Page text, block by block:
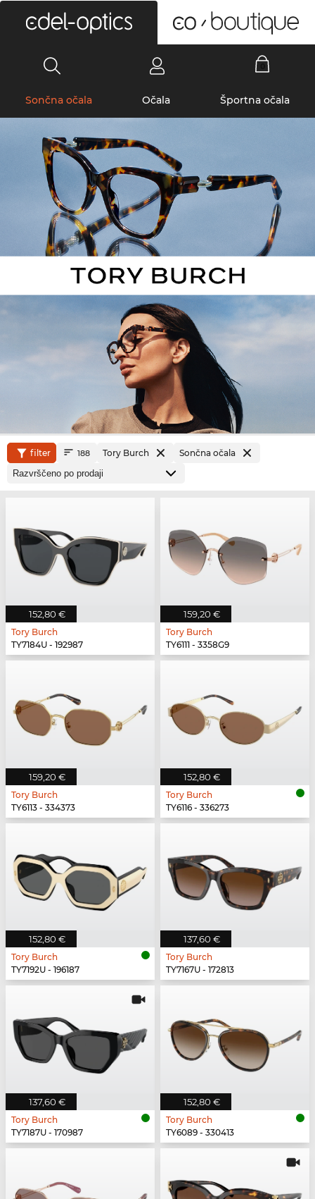
Sončna očala Očala Športna očala
filter 188 Tory Burch Sončna očala
152,80 €
Tory Burch
TY7184U - 192987
159,20 €
Tory Burch
TY6111 - 3358G9
159,20 €
Tory Burch
TY6113 - 334373
152,80 €
Tory Burch
TY6116 - 336273
152,80 €
Tory Burch
TY7192U - 196187
137,60 €
Tory Burch
TY7167U - 172813
137,60 €
Tory Burch
TY7187U - 170987
152,80 €
Tory Burch
TY6089 - 330413